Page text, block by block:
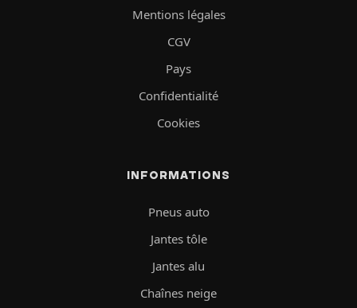
Mentions légales
CGV
Pays
Confidentialité
Cookies
INFORMATIONS
Pneus auto
Jantes tôle
Jantes alu
Chaînes neige